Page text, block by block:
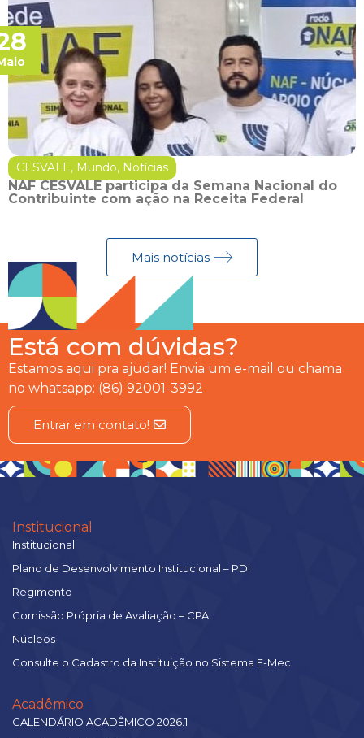
CESVALE, Mundo, Notícias
NAF CESVALE participa da Semana Nacional do
Contribuinte com ação na Receita Federal
Mais notícias
Está com dúvidas?
Estamos aqui pra ajudar! Envia um e-mail ou chama
no whatsapp: (86) 92001-3992
Entrar em contato!
Institucional
Institucional
Plano de Desenvolvimento Institucional – PDI
Regimento
Comissão Própria de Avaliação – CPA
Núcleos
Consulte o Cadastro da Instituição no Sistema E-Mec
Acadêmico
CALENDÁRIO ACADÊMICO 2026.1